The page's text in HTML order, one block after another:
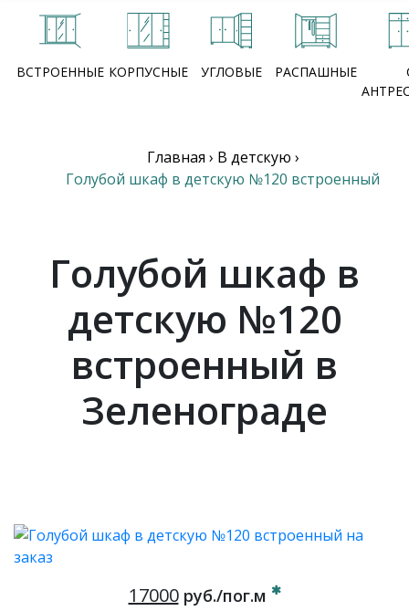
ВСТРОЕННЫЕ КОРПУСНЫЕ УГЛОВЫЕ РАСПАШНЫЕ
Главная › В детскую ›
Голубой шкаф в детскую №120 встроенный
Голубой шкаф в
детскую №120
встроенный в
Зеленограде
17000руб./пог.м